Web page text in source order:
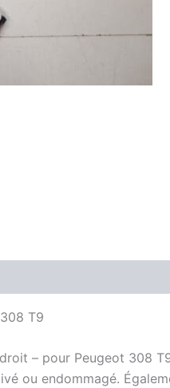
T9
– pour Peugeot 308
ou endommagé.